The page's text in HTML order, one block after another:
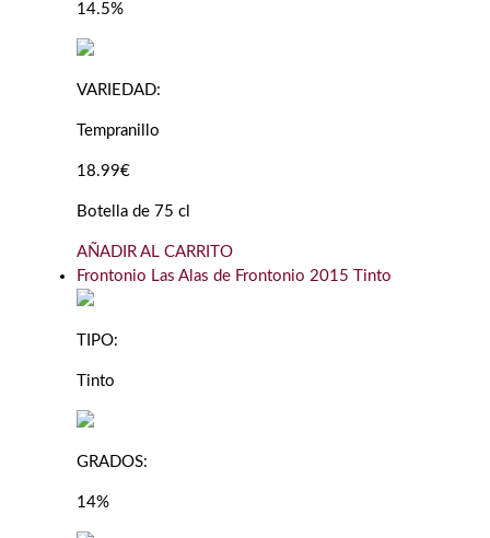
14.5%
VARIEDAD:
Tempranillo
18.99€
Botella de 75 cl
AÑADIR AL CARRITO
Frontonio Las Alas de Frontonio 2015 Tinto
TIPO:
Tinto
GRADOS:
14%